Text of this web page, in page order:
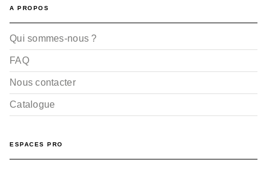
A PROPOS
Qui sommes-nous ?
FAQ
Nous contacter
Catalogue
ESPACES PRO